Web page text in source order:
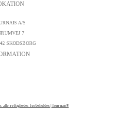
A/S
7
SKODSBORG
alle rettigheder forbeholdes | fournais®